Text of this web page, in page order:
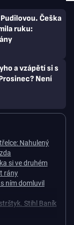
Češka
ruku:
a vzápětí si s
Není
Nahulený
si ve druhém
rány
ním domluvil
Stihl Baník